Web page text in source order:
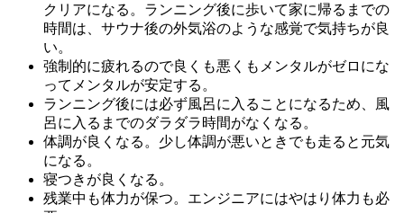
クリアになる。ランニング後に歩いて家に帰るまでの
時間は、サウナ後の外気浴のような感覚で気持ちが良
い。
強制的に疲れるので良くも悪くもメンタルがゼロにな
ってメンタルが安定する。
ランニング後には必ず風呂に入ることになるため、風
呂に入るまでのダラダラ時間がなくなる。
体調が良くなる。少し体調が悪いときでも走ると元気
になる。
寝つきが良くなる。
残業中も体力が保つ。エンジニアにはやはり体力も必